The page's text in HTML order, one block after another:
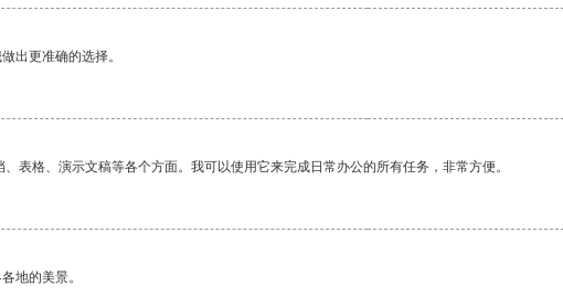
出更准确的选择。
表格、演示文稿等各个方面。我可以使用它来完成日常办公的所有任务，非常方便。
地的美景。